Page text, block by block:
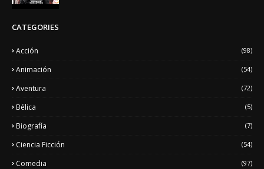
CATEGORIES
Acción (98)
Animación (54)
Aventura (72)
Bélica (5)
Biografía (7)
Ciencia Ficción (54)
Comedia (97)